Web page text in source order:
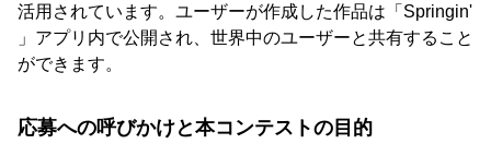
活用されています。ユーザーが作成した作品は「Springin'
」アプリ内で公開され、世界中のユーザーと共有すること
ができます。
応募への呼びかけと本コンテストの目的